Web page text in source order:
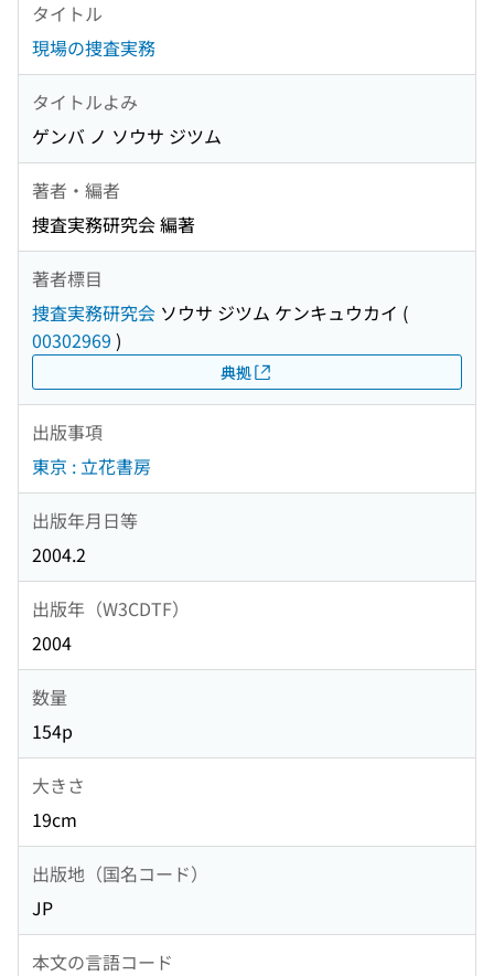
タイトル
現場の捜査実務
タイトルよみ
ゲンバ ノ ソウサ ジツム
著者・編者
捜査実務研究会 編著
著者標目
捜査実務研究会 ソウサ ジツム ケンキュウカイ (
00302969 )
典拠
出版事項
東京 : 立花書房
出版年月日等
2004.2
出版年（W3CDTF）
2004
数量
154p
大きさ
19cm
出版地（国名コード）
JP
本文の言語コード